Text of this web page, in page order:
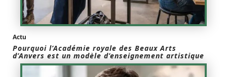
Actu
Pourquoi l’Académie royale des Beaux Arts
d’Anvers est un modèle d’enseignement artistique